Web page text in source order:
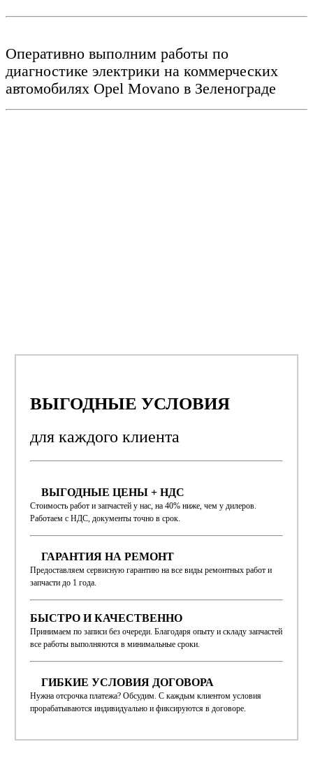
Оперативно выполним работы по
диагностике электрики на коммерческих
автомобилях Opel Movano в Зеленограде
ВЫГОДНЫЕ УСЛОВИЯ
для каждого клиента
ВЫГОДНЫЕ ЦЕНЫ + НДС
Стоимость работ и запчастей у нас, на 40% ниже, чем у дилеров.
Работаем с НДС, документы точно в срок.
ГАРАНТИЯ НА РЕМОНТ
Предоставляем сервисную гарантию на все виды ремонтных работ и
запчасти до 1 года.
БЫСТРО И КАЧЕСТВЕННО
Принимаем по записи без очереди. Благодаря опыту и складу запчастей
все работы выполняются в минимальные сроки.
ГИБКИЕ УСЛОВИЯ ДОГОВОРА
Нужна отсрочка платежа? Обсудим. С каждым клиентом условия
прорабатываются индивидуально и фиксируются в договоре.